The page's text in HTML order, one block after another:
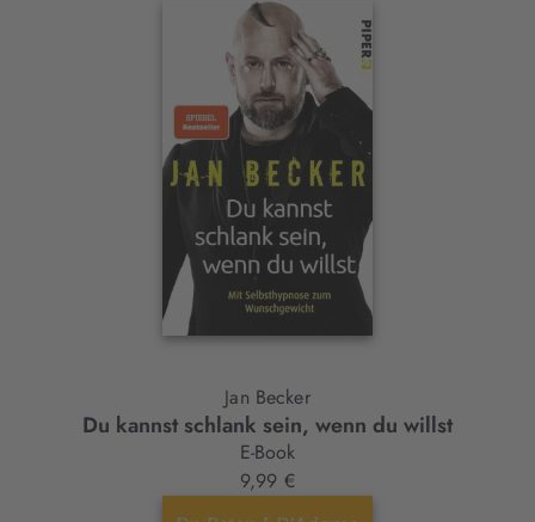
Jan Becker
Du kannst schlank sein, wenn du willst
E-Book
9,99 €